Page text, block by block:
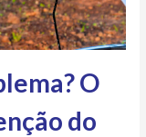
O
do